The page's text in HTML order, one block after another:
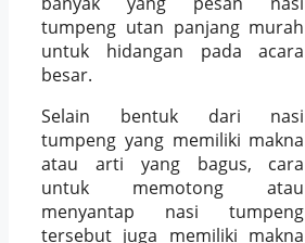
tumpeng utan panjang murah
untuk hidangan pada acara
besar.
Selain bentuk dari nasi
tumpeng yang memiliki makna
atau arti yang bagus, cara
untuk memotong atau
menyantap nasi tumpeng
tersebut juga memiliki makna